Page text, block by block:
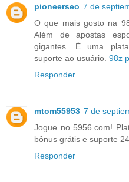
pioneerseo 7 de
O que mais gosto na
Além de apostas
gigantes. É uma
suporte ao usuário. 98z
Responder
mtom55953 7 de
Jogue no 5956.com!
bônus grátis e suporte
Responder